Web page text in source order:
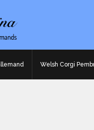
Welsh Corgi